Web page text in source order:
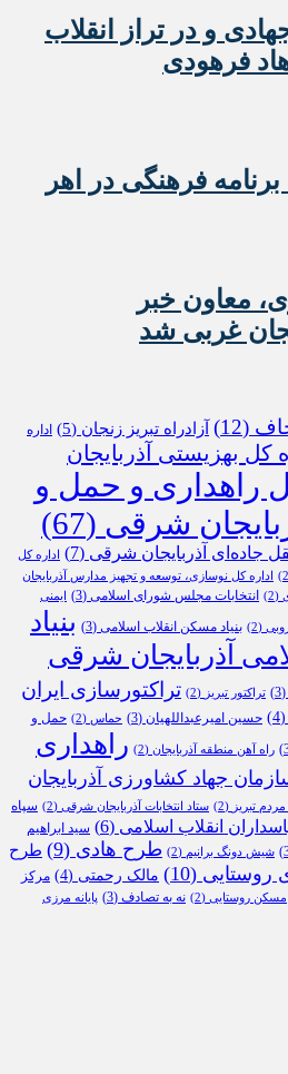
و در تراز انقلاب
فرهودی
معاون خبر
غربی شد
(12) آزادراه تبریز زنجان (5)
اداره
کل بهزیستی آذربایجان
راهداری و حمل و
شرقی (67)
جاده‌ای آذربایجان شرقی (7)
اداره کل
اداره کل نوسازی، توسعه و تجهیز مدارس آذربایجان
(2) انتخابات مجلس شورای اسلامی (3) ایمنی
(2) بنیاد مسکن انقلاب اسلامی (3)
بنیاد
آذربایجان شرقی
(3) تراکتور تبریز (2)
تراکتورسازی ایران
(4) حسین امیرعبداللهیان (3) حماس (2)
حمل و
راه آهن منطقه آذربایجان (2)
راهداری
جهاد کشاورزی آذربایجان
(2) ستاد انتخابات آذربایجان شرقی (2)
سپاه
انقلاب اسلامی (6)
سید ابراهیم
شیش دونگ برانیم (2) طرح هادی (9)
طرح
روستایی (10) مالک رحمتی (4)
مرکز
مسکن روستایی (2) نه به تصادف (3)
پایانه مرزی